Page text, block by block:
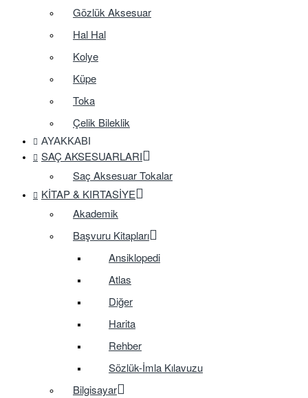
Gözlük Aksesuar
Hal Hal
Kolye
Küpe
Toka
Çelik Bileklik
AYAKKABI
SAÇ AKSESUARLARI
Saç Aksesuar Tokalar
KITAP & KIRTASIYE
Akademik
Başvuru Kitapları
Ansiklopedi
Atlas
Diğer
Harita
Rehber
Sözlük-İmla Kılavuzu
Bilgisayar